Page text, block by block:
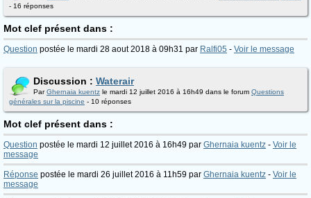
- 16 réponses
Mot clef présent dans :
Question postée le mardi 28 aout 2018 à 09h31 par Ralfi05 - Voir le message
Discussion : Waterair
ParGhernaia kuentz le mardi 12 juillet 2016 à 16h49 dans le forum Questions
générales sur la piscine - 10 réponses
Mot clef présent dans :
Question postée le mardi 12 juillet 2016 à 16h49 par Ghernaia kuentz - Voir le
message
Réponse postée le mardi 26 juillet 2016 à 11h59 par Ghernaia kuentz - Voir le
message